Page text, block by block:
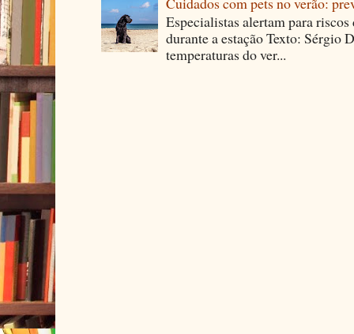
Especialistas alertam para
durante a estação Texto: Sérgio
temperaturas do ver...